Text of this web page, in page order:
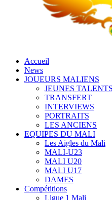
Accueil
News
JOUEURS MALIENS
JEUNES TALENTS
TRANSFERT
INTERVIEWS
PORTRAITS
LES ANCIENS
EQUIPES DU MALI
Les Aigles du Mali
MALI-U23
MALI U20
MALI U17
DAMES
Compétitions
Ligue 1 Mali